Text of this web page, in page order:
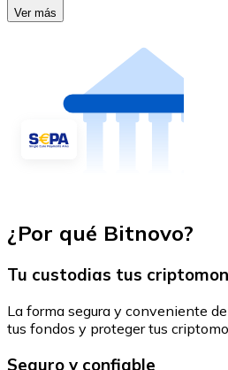
Ver más
¿Por qué Bitnovo?
Tu custodias tus
La forma segura y conveniente
tus fondos y proteger tus
Seguro y confiable